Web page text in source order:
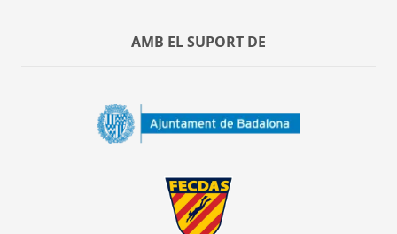
AMB EL SUPORT DE